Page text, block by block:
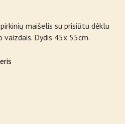
maišelis su prisiūtu dėklu
vaizdais. Dydis 45x 55cm.